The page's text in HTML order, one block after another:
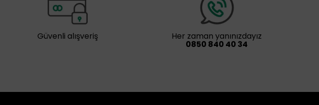
Güvenli alışveriş Her zaman yanınızdayız
0850 840 40 34